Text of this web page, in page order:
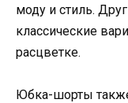
моду и стиль.
классические
расцветке.
Юбка-шорты